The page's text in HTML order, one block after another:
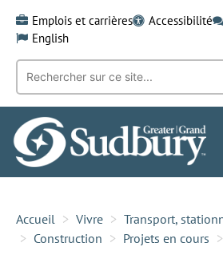
content
Emplois et carrières Accessibilité
English
Recherche
mot-
clé:
Accueil Vivre
Transport,
Construction
Projets en cours